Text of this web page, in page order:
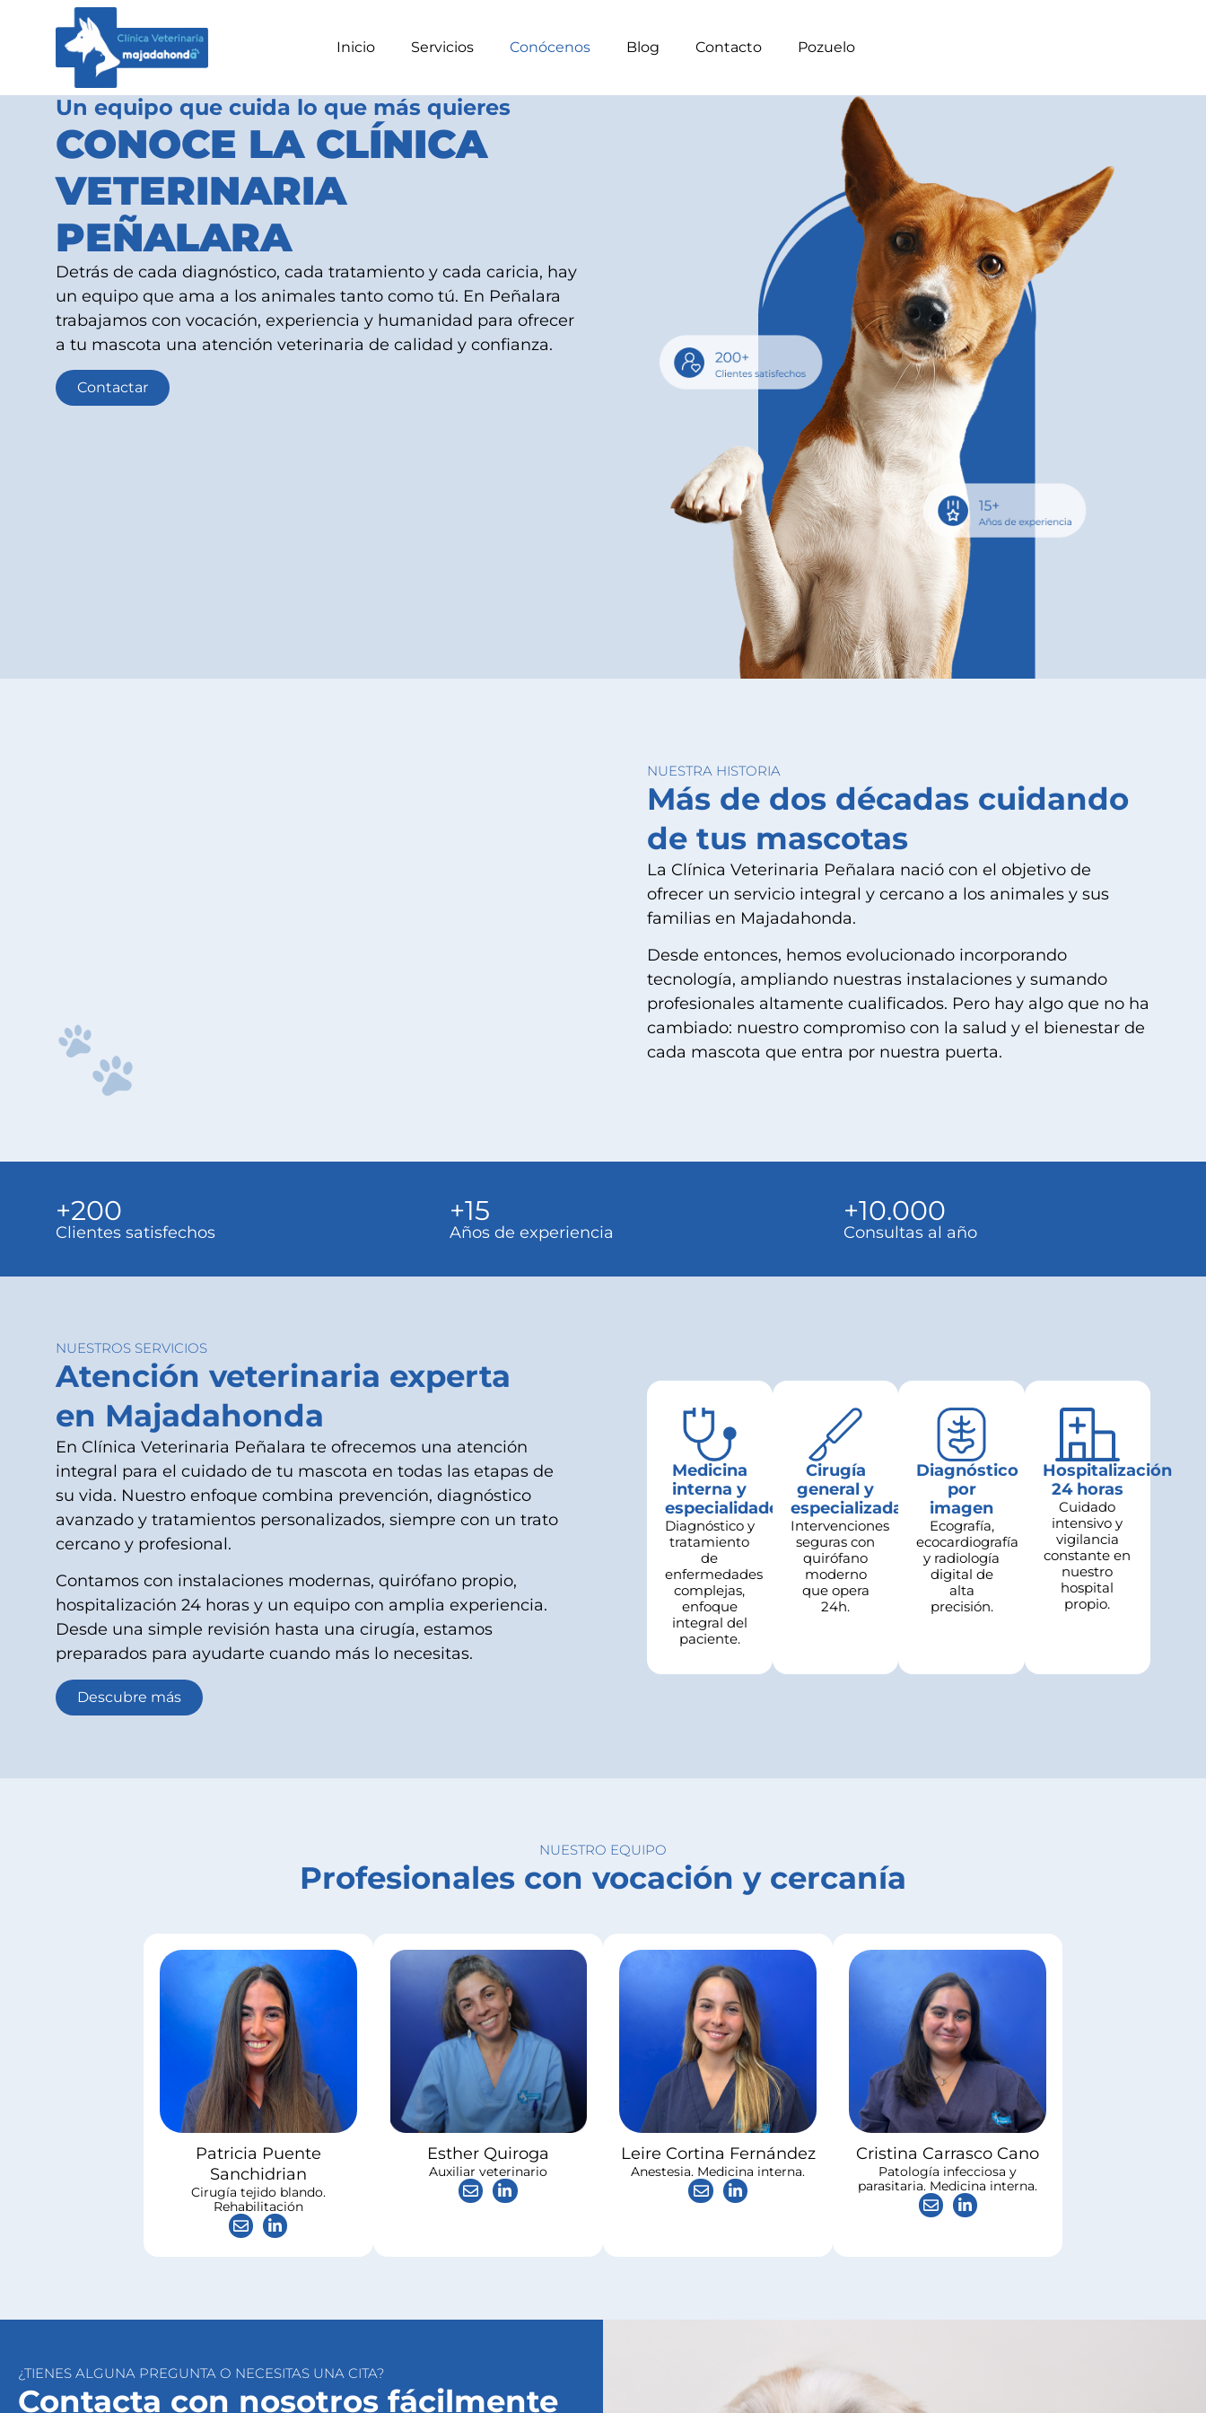
Inicio Servicios Conócenos Blog Contacto Pozuelo
Un equipo que cuida lo que más quieres
CONOCE LA CLÍNICA
VETERINARIA
PEÑALARA
Detrás de cada diagnóstico, cada tratamiento y cada caricia, hay
un equipo que ama a los animales tanto como tú. En Peñalara
trabajamos con vocación, experiencia y humanidad para ofrecer
a tu mascota una atención veterinaria de calidad y confianza.
Contactar
NUESTRA HISTORIA
Más de dos décadas cuidando
de tus mascotas
La Clínica Veterinaria Peñalara nació con el objetivo de
ofrecer un servicio integral y cercano a los animales y sus
familias en Majadahonda.
Desde entonces, hemos evolucionado incorporando
tecnología, ampliando nuestras instalaciones y sumando
profesionales altamente cualificados. Pero hay algo que no ha
cambiado: nuestro compromiso con la salud y el bienestar de
cada mascota que entra por nuestra puerta.
+200
Clientes satisfechos
+15
Años de experiencia
+10.000
Consultas al año
NUESTROS SERVICIOS
Atención veterinaria experta
en Majadahonda
En Clínica Veterinaria Peñalara te ofrecemos una atención
integral para el cuidado de tu mascota en todas las etapas de
su vida. Nuestro enfoque combina prevención, diagnóstico
avanzado y tratamientos personalizados, siempre con un trato
cercano y profesional.
Contamos con instalaciones modernas, quirófano propio,
hospitalización 24 horas y un equipo con amplia experiencia.
Desde una simple revisión hasta una cirugía, estamos
preparados para ayudarte cuando más lo necesitas.
Descubre más
Medicina
interna y
especialidades
Diagnóstico y
tratamiento
de
enfermedades
complejas,
enfoque
integral del
paciente.
Cirugía
general y
especializada
Intervenciones
seguras con
quirófano
moderno
que opera
24h.
Diagnóstico
por
imagen
Ecografía,
ecocardiografía
y radiología
digital de
alta
precisión.
Hospitalización
24 horas
Cuidado
intensivo y
vigilancia
constante en
nuestro
hospital
propio.
NUESTRO EQUIPO
Profesionales con vocación y cercanía
Patricia Puente
Sanchidrian
Cirugía tejido blando.
Rehabilitación
Esther Quiroga
Auxiliar veterinario
Leire Cortina Fernández
Anestesia. Medicina interna.
Cristina Carrasco Cano
Patología infecciosa y
parasitaria. Medicina interna.
¿TIENES ALGUNA PREGUNTA O NECESITAS UNA CITA?
Contacta con nosotros fácilmente